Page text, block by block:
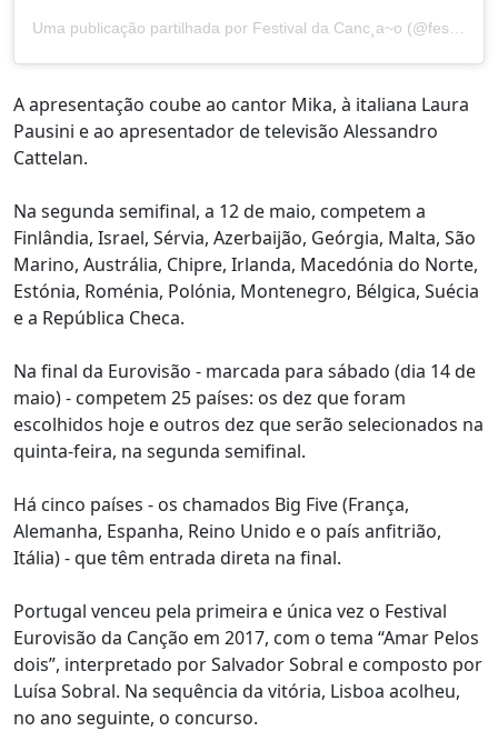
A apresentação coube ao cantor Mika, à italiana Laura
Pausini e ao apresentador de televisão Alessandro
Cattelan.
Na segunda semifinal, a 12 de maio, competem a
Finlândia, Israel, Sérvia, Azerbaijão, Geórgia, Malta, São
Marino, Austrália, Chipre, Irlanda, Macedónia do Norte,
Estónia, Roménia, Polónia, Montenegro, Bélgica, Suécia
e a República Checa.
Na final da Eurovisão - marcada para sábado (dia 14 de
maio) - competem 25 países: os dez que foram
escolhidos hoje e outros dez que serão selecionados na
quinta-feira, na segunda semifinal.
Há cinco países - os chamados Big Five (França,
Alemanha, Espanha, Reino Unido e o país anfitrião,
Itália) - que têm entrada direta na final.
Portugal venceu pela primeira e única vez o Festival
Eurovisão da Canção em 2017, com o tema “Amar Pelos
dois”, interpretado por Salvador Sobral e composto por
Luísa Sobral. Na sequência da vitória, Lisboa acolheu,
no ano seguinte, o concurso.